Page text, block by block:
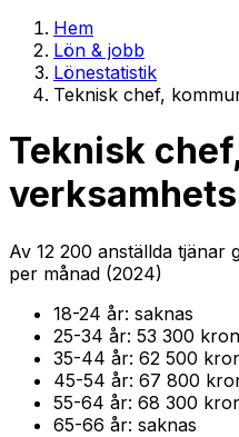
Hem
Lön & jobb
Lönestatistik
Teknisk chef,
Teknisk
Av 12 200 anställda tjänar
per månad (2024)
18-24 år: saknas
25-34 år: 53 300
35-44 år: 62 500
45-54 år: 67 800
55-64 år: 68 300
65-66 år: saknas